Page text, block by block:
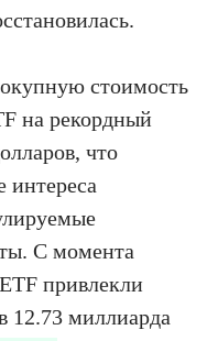
стоимость
на рекордный
что
интереса
С момента
привлекли
12.73 миллиарда